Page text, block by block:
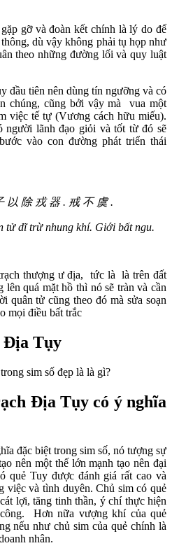
gỡ và đoàn kết chính là lý do để
dù vậy không phải tụ họp như
theo những đường lối và quy luật
đầu tiên nên dùng tín ngưỡng và có
chúng, cũng bởi vậy mà vua một
việc tế tự (Vương cách hữu miếu).
người lãnh đạo giỏi và tốt từ đó sẽ
vào con đường phát triển thái
以 除 戎 器 . 戒 不 虞 .
tử dĩ trừ nhung khí. Giới bất ngu.
thượng ư địa, tức là là trên đất
quá mặt hồ thì nó sẽ tràn và cần
quân tử cũng theo đó mà sửa soạn
mọi điều bất trắc
Địa Tụy
Địa Tụy có ý nghĩa
đặc biệt trong sim số, nó tượng sự
nên một thế lớn mạnh tạo nên đại
quẻ Tuy được đánh giá rất cao và
việc và tình duyên. Chủ sim có quẻ
lợi, tăng tinh thần, ý chí thực hiện
Hơn nữa vượng khí của quẻ
nếu như chủ sim của quẻ chính là
nhân.